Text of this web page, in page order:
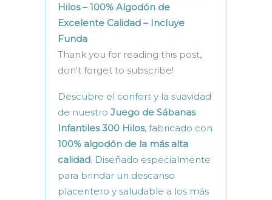
Hilos – 100% Algodón de
Excelente Calidad – Incluye
Funda
Thank you for reading this post,
don't forget to subscribe!
Descubre el confort y la suavidad
de nuestro Juego de Sábanas
Infantiles 300 Hilos, fabricado con
100% algodón de la más alta
calidad. Diseñado especialmente
para brindar un descanso
placentero y saludable a los más